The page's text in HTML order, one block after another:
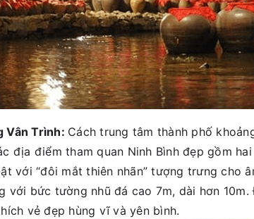
Vân Trình: Cách trung tâm thành phố
địa điểm tham quan Ninh Bình đẹp gồm
với “đôi mắt thiên nhãn” tượng trưng cho
với bức tường nhũ đá cao 7m, dài hơn
vẻ đẹp hùng vĩ và yên bình.